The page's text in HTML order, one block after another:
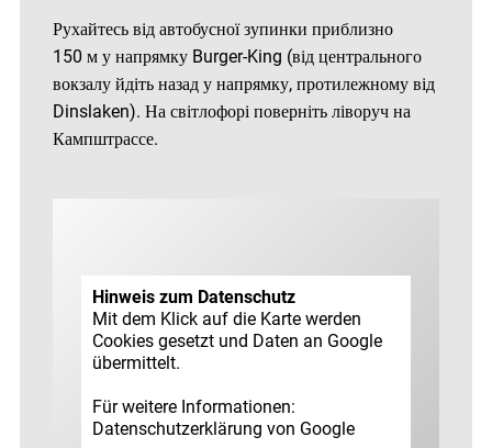
Рухайтесь від автобусної зупинки приблизно
150 м у напрямку Burger-King (від центрального
вокзалу йдіть назад у напрямку, протилежному від
Dinslaken). На світлофорі поверніть ліворуч на
Кампштрассе.
Hinweis zum Datenschutz
Mit dem Klick auf die Karte werden
Cookies gesetzt und Daten an Google
übermittelt.
Für weitere Informationen:
Datenschutz­erklärung von Google